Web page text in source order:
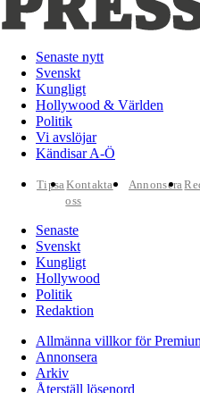
Senaste nytt
Svenskt
Kungligt
Hollywood & Världen
Politik
Vi avslöjar
Kändisar A-Ö
TipsaKontakta
oss
Annonsera
Senaste
Svenskt
Kungligt
Hollywood
Politik
Redaktion
Allmänna villkor för
Annonsera
Arkiv
Återställ lösenord